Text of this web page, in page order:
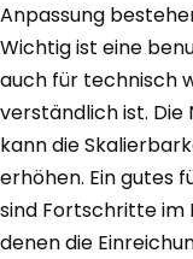
Anpassung
Wichtig ist eine
auch für technisch
verständlich ist. Die
kann die
erhöhen. Ein gutes
sind Fortschritte im
denen die